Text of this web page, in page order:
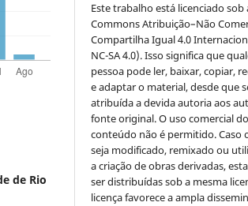
de Rio
Este trabalho está licenciado sob
Commons Atribuição–Não
Compartilha Igual 4.0
NC-SA 4.0). Isso significa que
pessoa pode ler, baixar, copiar,
e adaptar o material, desde que
atribuída a devida autoria aos
fonte original. O uso comercial do
conteúdo não é permitido. Caso
seja modificado, remixado ou
a criação de obras derivadas,
ser distribuídas sob a mesma
licença favorece a ampla